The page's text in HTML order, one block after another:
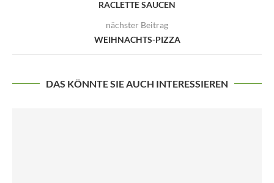
RACLETTE SAUCEN
nächster Beitrag
WEIHNACHTS-PIZZA
DAS KÖNNTE SIE AUCH INTERESSIEREN